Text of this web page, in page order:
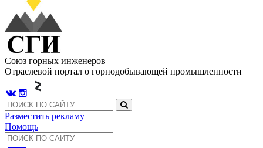
Союз горных инженеров
Отраслевой портал о горнодобывающей промышленности
Разместить рекламу
Помощь